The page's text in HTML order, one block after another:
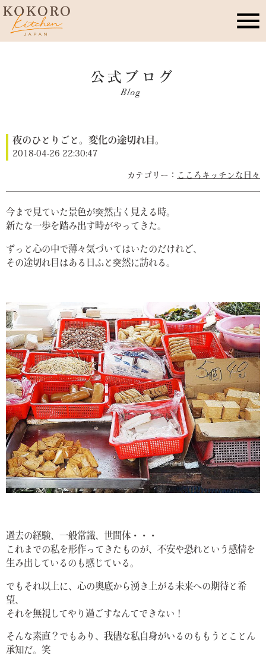
こころキッチンとは
レッスン・イベント
季節のこころレシピ
公式ブログ
お問合せ
夜のひとりごと。変化の途切れ目。
2018-04-26 22:30:47
こころキッチンな日々
今まで見ていた景色が突然古く見える時。
新たな一歩を踏み出す時がやってきた。
ずっと心の中で薄々気づいてはいたのだけれど、
その途切れ目はある日ふと突然に訪れる。
過去の経験、一般常識、世間体・・・
これまでの私を形作ってきたものが、不安や恐れという感情を
生み出しているのも感じている。
でもそれ以上に、心の奥底から湧き上がる未来への期待と希
望、
それを無視してやり過ごすなんてできない！
そんな素直？でもあり、我儘な私自身がいるのももうとことん
承知だ。笑